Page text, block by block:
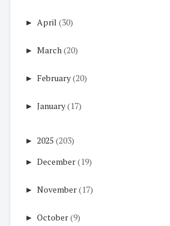
► April (30)
► March(20)
► February(20)
► January(17)
► 2025 (203)
► December(19)
► November(17)
► October(9)